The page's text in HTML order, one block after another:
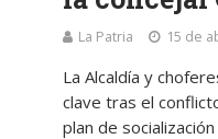
La Patria 15 de
La Alcaldía y
clave tras el
plan de